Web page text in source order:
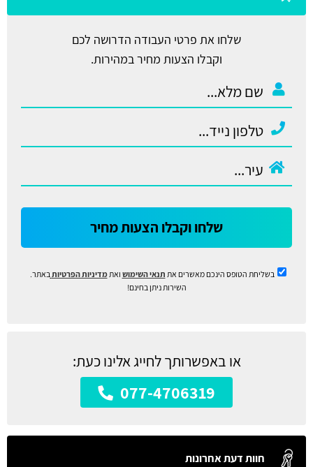
שלחו את פרטי העבודה הדרושה לכם
וקבלו הצעות מחיר במהירות.
שלחו וקבלו הצעות מחיר
בשליחת הטופס הינכם מאשרים את תנאי השימוש ואתמדיניות הפרטיות באתר.
השירות ניתן בחינם!
או באפשרותך לחייג אלינו כעת:
077-4706319
חוות דעת אחרונות